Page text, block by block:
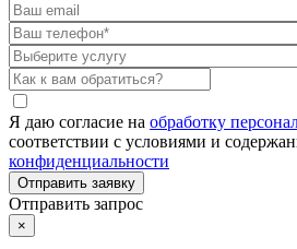
Я даю согласие на обработку
соответствии с условиями и
конфиденциальности
Отправить запрос
×